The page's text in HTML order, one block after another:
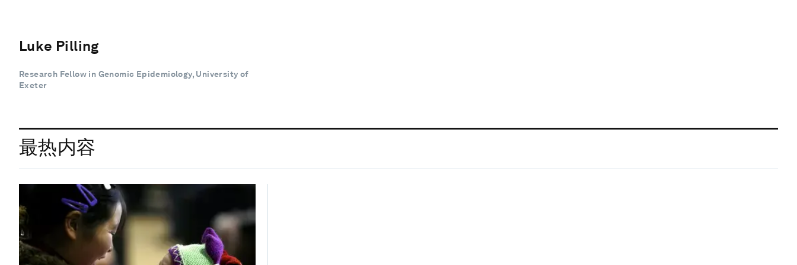
Luke Pilling
Research Fellow in Genomic Epidemiology, University of
Exeter
最热内容